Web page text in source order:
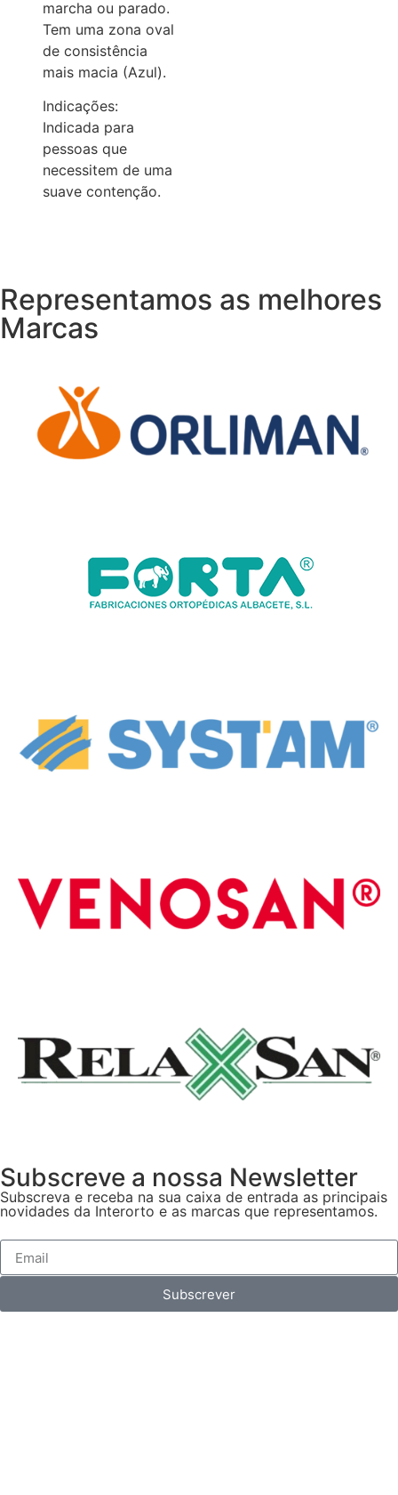
marcha ou parado.
Tem uma zona oval
de consistência
mais macia (Azul).
Indicações:
Indicada para
pessoas que
necessitem de uma
suave contenção.
Representamos as melhores
Marcas
Subscreve a nossa Newsletter
Subscreva e receba na sua caixa de entrada as principais
novidades da Interorto e as marcas que representamos.
Subscrever